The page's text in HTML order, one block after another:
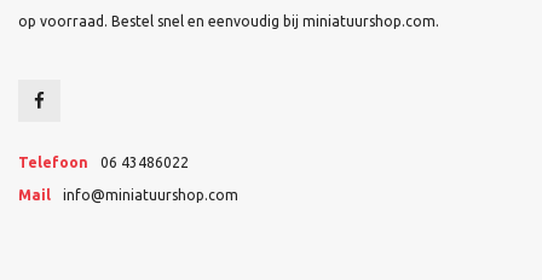
op voorraad. Bestel snel en eenvoudig bij miniatuurshop.com.
Telefoon 06 43486022
Mail info@miniatuurshop.com